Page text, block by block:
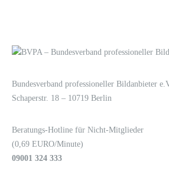
Bundesverband professioneller Bildanbieter
Schaperstr. 18 – 10719 Berlin
Beratungs-Hotline für Nicht-Mitglieder
(0,69 EURO/Minute)
09001 324 333